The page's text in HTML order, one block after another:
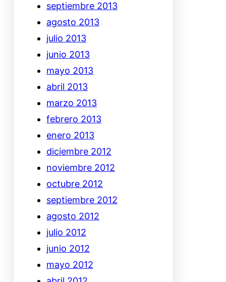
septiembre 2013
agosto 2013
julio 2013
junio 2013
mayo 2013
abril 2013
marzo 2013
febrero 2013
enero 2013
diciembre 2012
noviembre 2012
octubre 2012
septiembre 2012
agosto 2012
julio 2012
junio 2012
mayo 2012